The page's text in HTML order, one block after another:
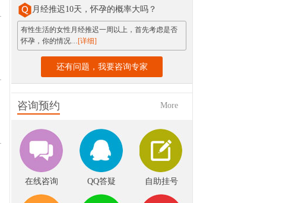
月经推迟10天，怀孕的概率大吗？
有性生活的女性月经推迟一周以上，首先考虑是否
怀孕，你的情况…[详细]
还有问题，我要咨询专家
咨询预约 More
在线咨询 QQ答疑 自助挂号